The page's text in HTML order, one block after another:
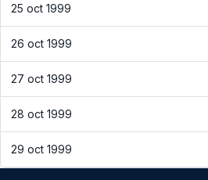
25 oct 1999
26 oct 1999
27 oct 1999
28 oct 1999
29 oct 1999